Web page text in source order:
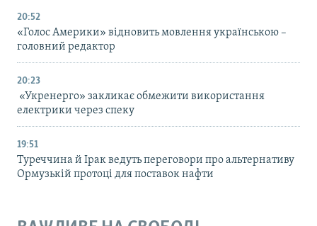
20:52
«Голос Америки» відновить мовлення українською –
головний редактор
20:23
«Укренерго» закликає обмежити використання
електрики через спеку
19:51
Туреччина й Ірак ведуть переговори про альтернативу
Ормузькій протоці для поставок нафти